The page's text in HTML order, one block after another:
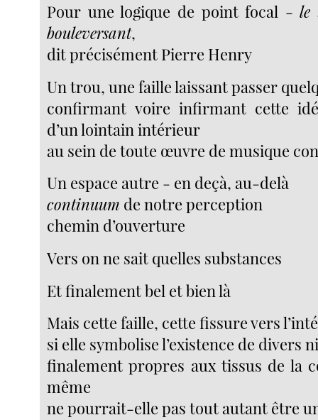
Pour une logique de point focal -le
bouleversant,
dit précisément Pierre Henry
Un trou, une faille laissant passer
confirmant voire infirmant cette
d’un lointain intérieur
au sein de toute œuvre de musique
Un espace autre - en deçà, au-delà
continuum de notre perception
chemin d’ouverture
Vers on ne sait quelles substances
Et finalement bel et bien là
Mais cette faille, cette fissure vers
si elle symbolise l’existence de divers
finalement propres aux tissus de la
même
ne pourrait-elle pas tout autant être